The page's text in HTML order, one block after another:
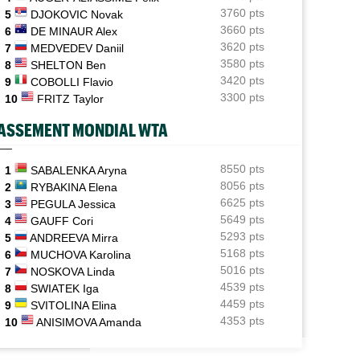
OPEN
Monfils et Léolia Jeanjean wild-cards FFT,
en qualifs
JEUNES
Coupe Galéa : l’équipe de France U18
championne d’Europe !
Sabalenka, Swiatek et Pegula ce jeudi : horaires et
diffusion TV
12:20
ATP - Montréal
Bourreau de Humbert, Daniel Merida aime croquer du
Français...
Pas de wild-card pour Arthur Gea, Gaël Monfils choisi:
"C'est dommage"
11:51
Média
Toutes vos vidéos à retrouver sur Tennis Actu TV...
US Open
Le calendrier ATP et WTA jusqu'à l'US Open 2026
5
DJOKOVIC Novak
3760 pts
6
DE MINAUR Alex
3660 pts
7
MEDVEDEV Daniil
3620 pts
8
SHELTON Ben
3580 pts
9
COBOLLI Flavio
3420 pts
10
FRITZ Taylor 3300 pts
MONDIAL WTA
1 SABALENKA Aryna
8550 pts
2
RYBAKINA Elena
8056 pts
3
PEGULA Jessica
6625 pts
4
GAUFF Cori
5649 pts
5
ANDREEVA Mirra
5293 pts
6
MUCHOVA Karolina
5168 pts
7
NOSKOVA Linda
5016 pts
8
SWIATEK Iga
4539 pts
9
SVITOLINA Elina
4459 pts
10
ANISIMOVA Amanda 4353 pts